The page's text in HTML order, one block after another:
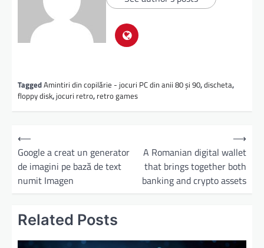
TaggedAmintiri din copilărie - jocuri PC din anii 80 şi 90,discheta,
floppy disk,jocuri retro, retro games
⟵
Google a creat un generator
de imagini pe bază de text
numit Imagen
A Romanian digital wallet
that brings together both
banking and crypto assets
⟶
Related Posts